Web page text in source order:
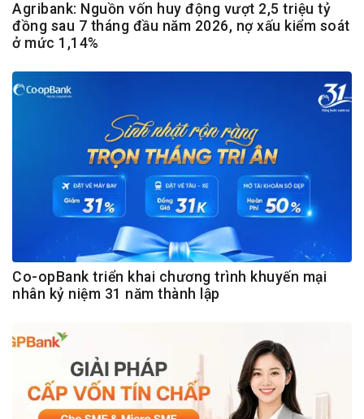
Agribank: Nguồn vốn huy động vượt 2,5 triệu tỷ
đồng sau 7 tháng đầu năm 2026, nợ xấu kiểm soát
ở mức 1,14%
Co-opBank triển khai chương trình khuyến mại
nhân kỷ niệm 31 năm thành lập